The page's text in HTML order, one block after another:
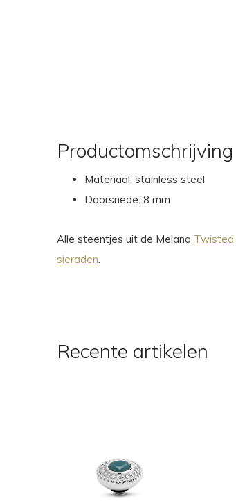
Productomschrijving
Materiaal: stainless steel
Doorsnede: 8 mm
Alle steentjes uit de Melano Twisted
sieraden.
Recente artikelen